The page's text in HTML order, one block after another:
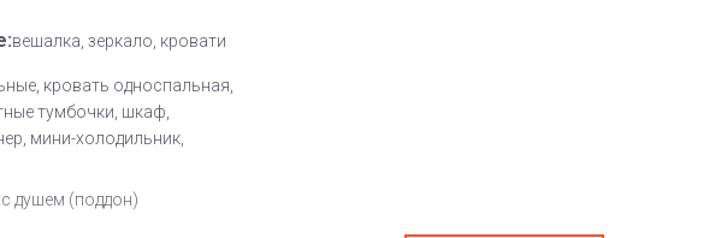
вешалка, зеркало, кровати
кровать односпальная,
тумбочки, шкаф,
мини-холодильник,
с душем (поддон)